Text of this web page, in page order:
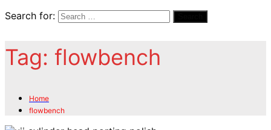
Search for:
Tag: flowbench
Home
flowbench